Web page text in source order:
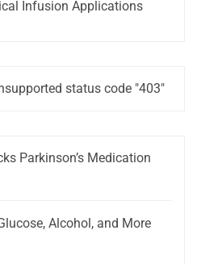
Infusion Applications
status code "403"
Parkinson’s Medication
Alcohol, and More